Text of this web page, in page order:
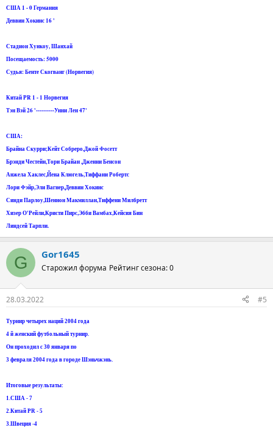
США 1 - 0 Германия
Деввин Хокинс 16 '
Стадион Хункоу, Шанхай
Посещаемость: 5000
Судья: Бенте Скогванг (Норвегия)
Китай PR 1 - 1 Норвегия
Тэн Вэй 26 '----------Унни Лен 47'
США:
Брайна Скурри;Кейт Собреро,Джой Фосетт
Брэнди Честейн,Тори Брайан ,Дженни Бенсон
Анжела Хаклес,Йена Клюгель,Тиффани Робертс
Лори Фэйр,Эли Вагнер,Деввин Хокинс
Синди Парлоу,Шеннон Макмиллан,Тиффени Милбретт
Хизер О'Рейли,Кристи Пирс,Эбби Вамбах,Кейсия Бин
Линдсей Тарпли.
G Gor1645
Старожил форума Рейтинг сезона: 0
28.03.2022 #5
Турнир четырех наций 2004 года
4 й женский футбольный турнир.
Он проходил с 30 января по
3 февраля 2004 года в городе Шэньчжэнь.
Итоговые результаты:
1.США - 7
2.Китай PR - 5
3.Швеция -4